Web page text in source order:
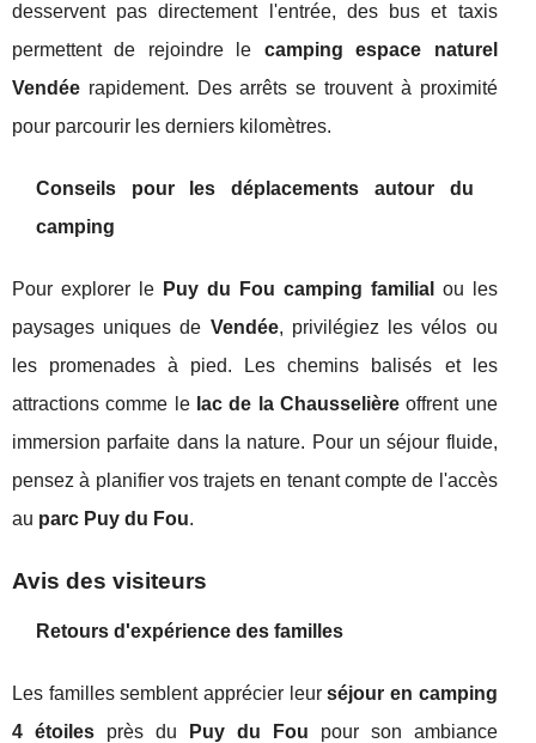
desservent pas directement l'entrée, des bus et taxis
permettent de rejoindre le camping espace naturel
Vendée rapidement. Des arrêts se trouvent à proximité
pour parcourir les derniers kilomètres.
Conseils pour les déplacements autour du
camping
Pour explorer le Puy du Fou camping familial
ou les
paysages uniques de Vendée, privilégiez les vélos ou
les promenades à pied. Les chemins balisés et les
attractions comme le lac de la Chausselièreoffrent une
immersion parfaite dans la nature. Pour un séjour fluide,
pensez à planifier vos trajets en tenant compte de l'accès
au parc Puy du Fou.
Avis des visiteurs
Retours d'expérience des familles
Les familles semblent apprécier leurséjour en camping
4 étoilesprès du Puy du Fou pour son ambiance